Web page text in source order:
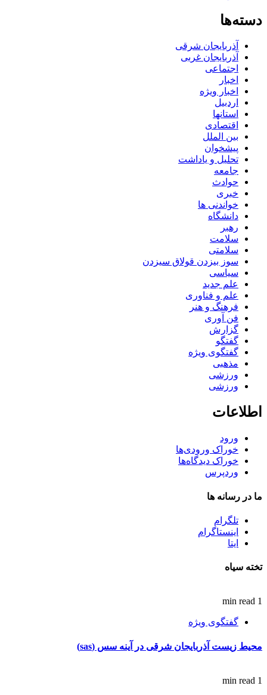
دسته‌ها
آذربایجان شرقی
آذربایجان غربی
اجتماعی
اخبار
اخبار ویژه
اردبیل
استانها
اقتصادی
بین الملل
پیشخوان
تحلیل و یاداشت
جامعه
حوادث
خبری
خواندنی ها
دانشگاه
رهبر
سلامت
سلامتی
سوز بیزدن قولاق سیزدن
سیاسی
علم جدید
علم و فناوری
فرهنگ و هنر
فن آوری
گزارش
گفتگو
گفتگوی ویژه
مذهبی
ورزشی
ورزشی
اطلاعات
ورود
خوراک ورودی‌ها
خوراک دیدگاه‌ها
وردپرس
ما در رسانه ها
تلگرام
اینستاگرام
ایتا
تخته سیاه
1 min read
گفتگوی ویژه
محیط زیست آذربایجان شرقی در آینه سس (sas)
1 min read